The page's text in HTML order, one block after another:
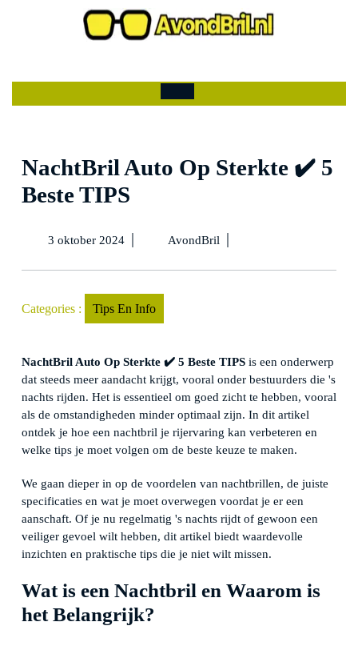
inhoud
account
Open
NachtBril Auto Op Sterkte ✔️ 5
Beste TIPS
3 oktober 2024
2024
| AvondBril NachtBril
Op
TIPS
|
Categories : Tips En Info
NachtBril Auto Op Sterkte ✔️ 5 Beste TIPS is een onderwerp
dat steeds meer aandacht krijgt, vooral onder bestuurders die 's
nachts rijden. Het is essentieel om goed zicht te hebben, vooral
als de omstandigheden minder optimaal zijn. In dit artikel
ontdek je hoe een nachtbril je rijervaring kan verbeteren en
welke tips je moet volgen om de beste keuze te maken.
We gaan dieper in op de voordelen van nachtbrillen, de juiste
specificaties en wat je moet overwegen voordat je er een
aanschaft. Of je nu regelmatig 's nachts rijdt of gewoon een
veiliger gevoel wilt hebben, dit artikel biedt waardevolle
inzichten en praktische tips die je niet wilt missen.
Wat is een Nachtbril en Waarom is
het Belangrijk?